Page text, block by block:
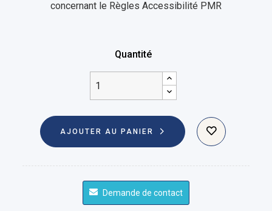
concernant le Règles Accessibilité PMR
Quantité
AJOUTER AU PANIER
Demande de contact